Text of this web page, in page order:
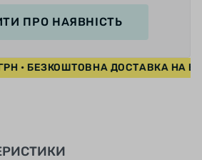
ПРО НАЯВНІСТЬ
БЕЗКОШТОВНА ДОСТАВКА НА